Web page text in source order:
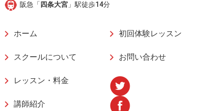
阪急「 四条大宮 」駅徒歩14分
ホーム
スクールについて
レッスン・料金
講師紹介
初回体験レッスン
お問い合わせ